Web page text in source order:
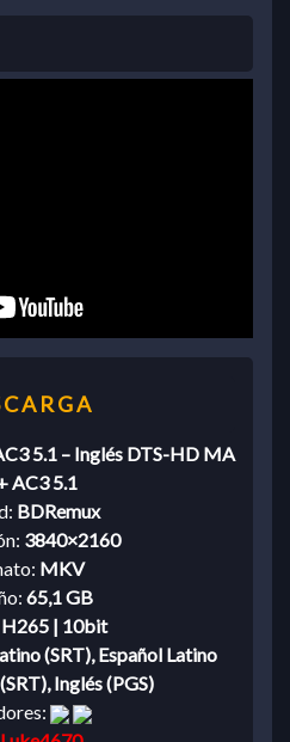
5.1 – Inglés DTS-HD MA
AC3 5.1
BDRemux
3840×2160
MKV
65,1 GB
H265 | 10bit
(SRT), Español Latino
Inglés (PGS)